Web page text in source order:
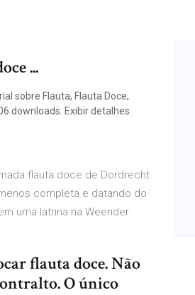
...
sobre Flauta, Flauta Doce,
downloads. Exibir detalhes
flauta doce de Dordrecht
completa e datando do
uma latrina na Weender
flauta doce. Não
O único